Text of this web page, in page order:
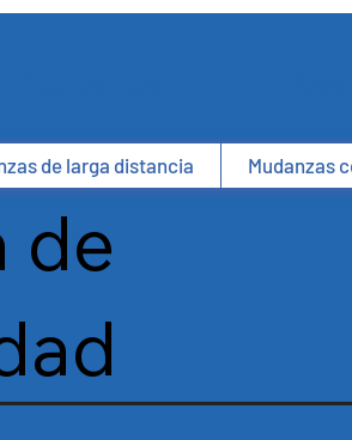
de larga distancia Mudanzas
de